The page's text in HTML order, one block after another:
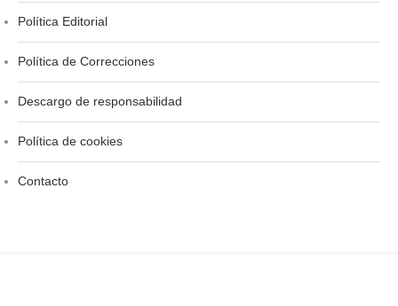
Política Editorial
Política de Correcciones
Descargo de responsabilidad
Política de cookies
Contacto